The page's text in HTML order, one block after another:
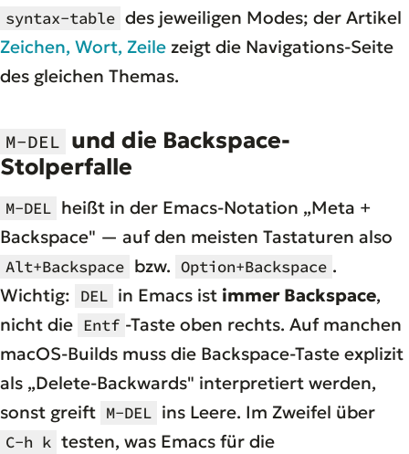
syntax-table des jeweiligen Modes; der Artikel
Zeichen, Wort, Zeile zeigt die Navigations-Seite
des gleichen Themas.
M-DEL und die Backspace-
Stolperfalle
M-DEL heißt in der Emacs-Notation „Meta +
Backspace" — auf den meisten Tastaturen also
Alt+Backspace bzw. Option+Backspace .
Wichtig: DEL in Emacs ist immer Backspace,
nicht die Entf -Taste oben rechts. Auf manchen
macOS-Builds muss die Backspace-Taste explizit
als „Delete-Backwards" interpretiert werden,
sonst greift M-DEL ins Leere. Im Zweifel über
C-h k testen, was Emacs für die